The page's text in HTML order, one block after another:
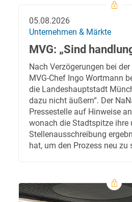
05.08.2026
Unternehmen & Märkte
MVG: „Sind
Nach Verzögerungen bei
MVG-Chef Ingo Wortmann
die Landeshauptstadt
dazu nicht äußern“. Der
Pressestelle auf Hinweise
wonach die Stadtspitze ihre
Stellenausschreibung
hat, um den Prozess neu zu